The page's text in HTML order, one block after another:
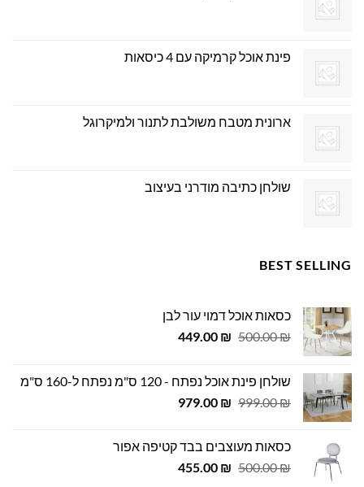
פינת אוכל קרמיקה עם 4 כיסאות
ארונית מטבח משולבת לתנור ולמיקרוגל
שולחן כתיבה מודרני בעיצוב
BEST SELLING
כסאות אוכל דמוי עור לבן
500.00₪
המחיר
500.00 ₪.
449.00 ₪
המחיר
449.00 ₪.שולחן פינת אוכל נפתח - 120 ס"מ נפתח ל-160 ס"מ
999.00₪
המחיר
999.00 ₪.
979.00 ₪
המחיר
979.00 ₪.
כסאות מעוצבים בבד קטיפה אפור
500.00₪
המחיר
455.00 ₪
המחיר